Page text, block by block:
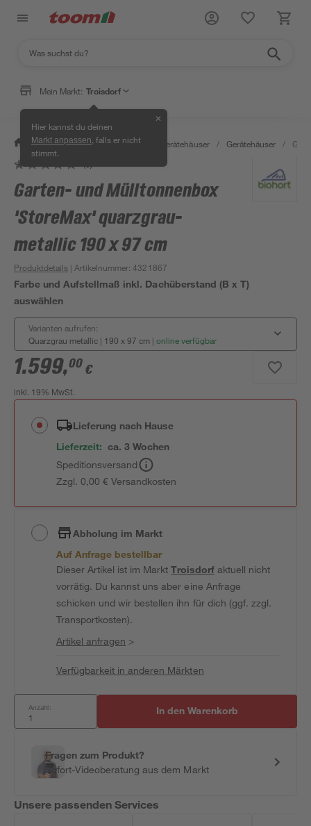
Mein Markt: Troisdorf
Hier kannst du deinen
Markt anpassen , falls er nicht
stimmt.
✕
/ Garten & Freizeit / Garten- & Gerätehäuser / Gerätehäuser /
Garten- und Mülltonnenbox
'StoreMax' quarzgrau-
metallic 190 x 97 cm
Produktdetails | Artikelnummer:4321867
Farbe und Aufstellmaß inkl. Dachüberstand (B x T)
auswählen
Varianten aufrufen:
Quarzgrau metallic | 190 x 97 cm | online verfügbar
1.599,00 €
inkl. 19% MwSt.
Lieferung nach Hause
Lieferzeit: ca. 3 Wochen
Speditionsversand
Zzgl. 0,00 € Versandkosten
Abholung im Markt
Auf Anfrage bestellbar
Dieser Artikel ist im MarktTroisdorfaktuell nicht
vorrätig. Du kannst uns aber eine Anfrage
schicken und wir bestellen ihn für dich (ggf. zzgl.
Transportkosten).
Artikel anfragen >
Verfügbarkeit in anderen Märkten
Anzahl: In den Warenkorb
Fragen zum Produkt?
Sofort-Videoberatung aus dem Markt
Unsere passenden Services